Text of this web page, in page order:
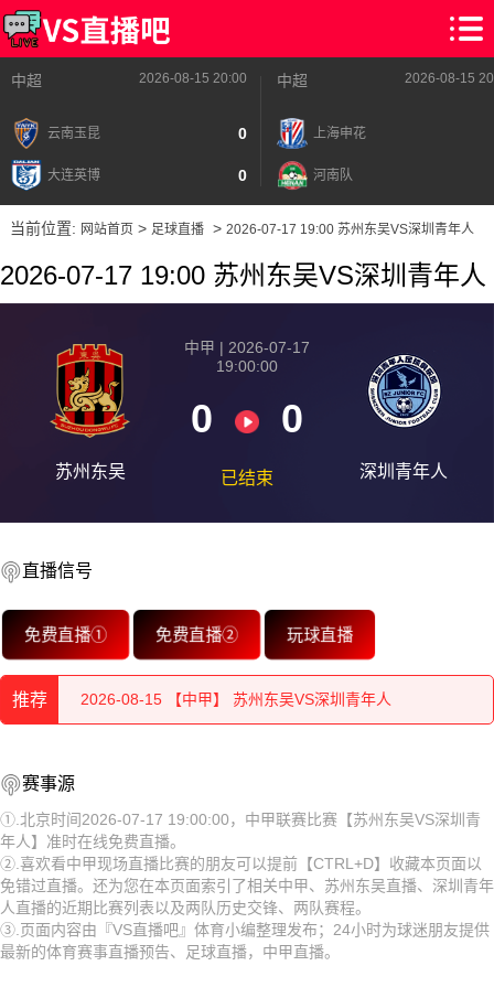
中超 2026-08-15 20:00
云南玉昆 0
大连英博 0
中超 2026-08-15
上海申花
河南队
当前位置: 网站首页> 足球直播> 2026-07-17 19:00 苏州东吴VS深圳青年人
2026-07-17 19:00 苏州东吴VS深圳青年人
苏州东吴
中甲 | 2026-07-17
19:00:00
0 0
已结束 深圳青年人
直播信号
免费直播① 免费直播② 玩球直播
推荐
2026-08-15 【中甲】 苏州东吴VS深圳青年人
2026-08-15 【中甲】 苏州东吴VS深圳青年人
2026-08-15 【中甲】 苏州东吴VS深圳青年人
2026-08-15 【中甲】 苏州东吴VS深圳青年人
2026-08-15 【中甲】 苏州东吴VS深圳青年人
2026-08-15 【中甲】 苏州东吴VS深圳青年人
2026-08-15 【中甲】 苏州东吴VS深圳青年人
2026-08-15 【中甲】 苏州东吴VS深圳青年人
赛事源
①.北京时间2026-07-17 19:00:00，中甲联赛比赛【苏州东吴VS深圳青
年人】准时在线免费直播。
②.喜欢看中甲现场直播比赛的朋友可以提前【CTRL+D】收藏本页面以
免错过直播。还为您在本页面索引了相关中甲、苏州东吴直播、深圳青年
人直播的近期比赛列表以及两队历史交锋、两队赛程。
③.页面内容由『VS直播吧』体育小编整理发布；24小时为球迷朋友提供
最新的体育赛事直播预告、足球直播，中甲直播。